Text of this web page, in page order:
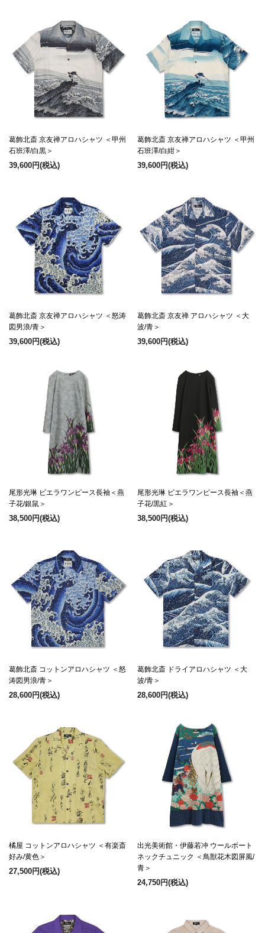
葛飾北斎 京友禅アロハシャツ ＜甲州
石班澤/白黒＞
39,600円(税込)
葛飾北斎 京友禅アロハシャツ ＜甲州
石班澤/白紺＞
39,600円(税込)
葛飾北斎 京友禅アロハシャツ ＜怒涛
図男浪/青＞
39,600円(税込)
葛飾北斎 京友禅 アロハシャツ ＜大
波/青＞
39,600円(税込)
尾形光琳 ビエラワンピース長袖＜燕
子花/銀鼠＞
38,500円(税込)
尾形光琳 ビエラワンピース長袖＜燕
子花/黒紅＞
38,500円(税込)
葛飾北斎 コットンアロハシャツ ＜怒
涛図男浪/青＞
28,600円(税込)
葛飾北斎 ドライアロハシャツ ＜大
波/青＞
28,600円(税込)
橘屋 コットンアロハシャツ ＜有楽斎
好み/黄色＞
27,500円(税込)
出光美術館・伊藤若冲 ウールボート
ネックチュニック ＜鳥獣花木図屏風/
青＞
24,750円(税込)